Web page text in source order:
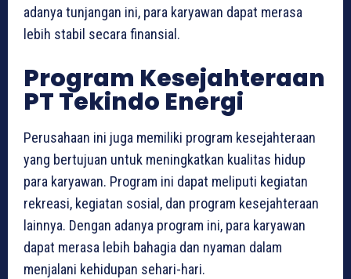
adanya tunjangan ini, para karyawan dapat merasa
lebih stabil secara finansial.
Program Kesejahteraan
PT Tekindo Energi
Perusahaan ini juga memiliki program kesejahteraan
yang bertujuan untuk meningkatkan kualitas hidup
para karyawan. Program ini dapat meliputi kegiatan
rekreasi, kegiatan sosial, dan program kesejahteraan
lainnya. Dengan adanya program ini, para karyawan
dapat merasa lebih bahagia dan nyaman dalam
menjalani kehidupan sehari-hari.